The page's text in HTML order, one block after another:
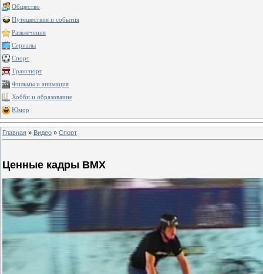
Общество
Путешествия и события
Развлечения
Сериалы
Спорт
Транспорт
Фильмы и анимация
Хобби и образование
Юмор
Главная » Видео » Спорт
Ценные кадры BMX